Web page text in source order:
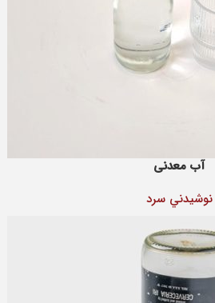
آب معدنی
نوشيدني سرد